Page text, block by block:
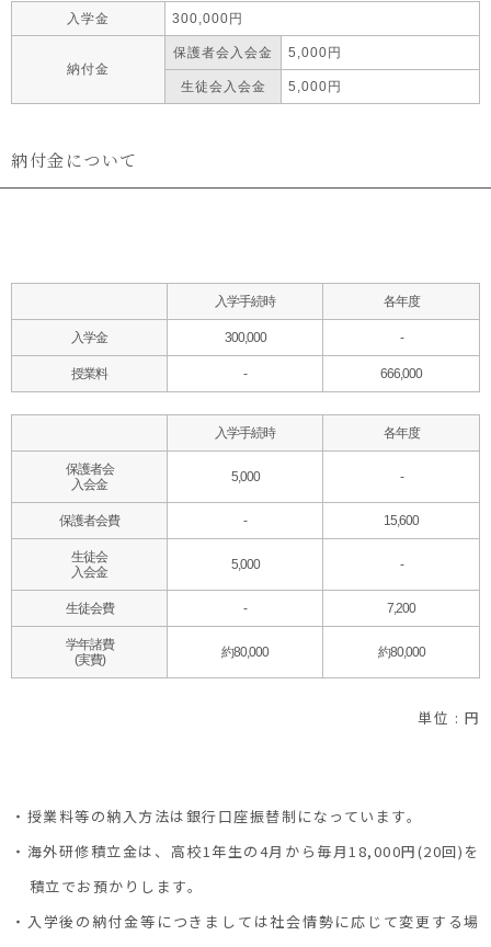
入学金 300,000円
納付金
保護者会 入会金 5,000円
生徒会 入会金 5,000円
納付金について
入学手続時 各年度
入学金 300,000 -
授業料 - 666,000
入学手続時 各年度
保護者会
入会金
5,000 -
保護者会費 - 15,600
生徒会
入会金
5,000 -
生徒会費 - 7,200
学年諸費
(実費)
約80,000 約80,000
単位 : 円
・授業料等の納入方法は銀行口座振替制になっています。
・海外研修積立金は、高校1年生の4月から毎月18,000円(20回)を
積立でお預かりします。
・入学後の納付金等につきましては社会情勢に応じて変更する場